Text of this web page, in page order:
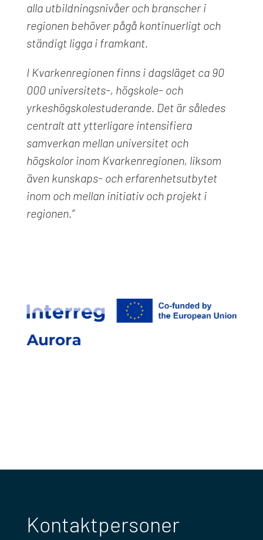
alla utbildningsnivåer och branscher i
regionen behöver pågå kontinuerligt och
ständigt ligga i framkant.
I Kvarkenregionen finns i dagsläget ca 90
000 universitets-, högskole- och
yrkeshögskolestuderande. Det är således
centralt att ytterligare intensifiera
samverkan mellan universitet och
högskolor inom Kvarkenregionen, liksom
även kunskaps- och erfarenhetsutbytet
inom och mellan initiativ och projekt i
regionen.”
Kontaktpersoner